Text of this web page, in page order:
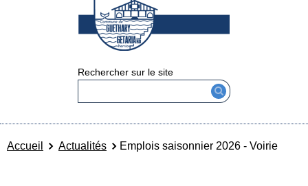
Rechercher sur le site
Accueil Actualités Emplois saisonnier 2026 - Voirie